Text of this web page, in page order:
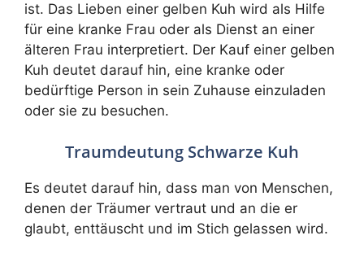
ist. Das Lieben einer gelben Kuh wird als Hilfe
für eine kranke Frau oder als Dienst an einer
älteren Frau interpretiert. Der Kauf einer gelben
Kuh deutet darauf hin, eine kranke oder
bedürftige Person in sein Zuhause einzuladen
oder sie zu besuchen.
Traumdeutung Schwarze Kuh
Es deutet darauf hin, dass man von Menschen,
denen der Träumer vertraut und an die er
glaubt, enttäuscht und im Stich gelassen wird.